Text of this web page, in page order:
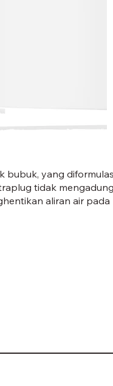
yang
tidak
aliran air